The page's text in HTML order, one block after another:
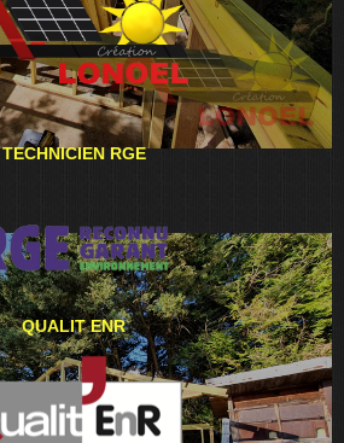
TECHNICIEN RGE
QUALIT ENR